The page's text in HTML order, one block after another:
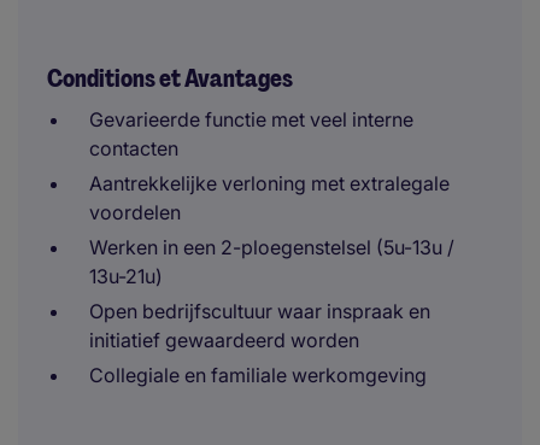
Conditions et Avantages
Gevarieerde functie met veel interne
contacten
Aantrekkelijke verloning met extralegale
voordelen
Werken in een 2-ploegenstelsel (5u-13u /
13u-21u)
Open bedrijfscultuur waar inspraak en
initiatief gewaardeerd worden
Collegiale en familiale werkomgeving